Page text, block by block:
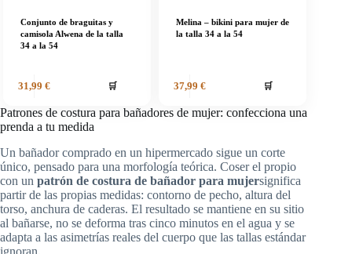
Conjunto de braguitas y
camisola Alwena de la talla
34 a la 54
31,99 € 🛒
Melina – bikini para mujer de
la talla 34 a la 54
37,99 €
🛒
Patrones de costura para bañadores de mujer: confecciona una
prenda a tu medida
Un bañador comprado en un hipermercado sigue un corte
único, pensado para una morfología teórica. Coser el propio
con un patrón de costura de bañador para mujersignifica
partir de las propias medidas: contorno de pecho, altura del
torso, anchura de caderas. El resultado se mantiene en su sitio
al bañarse, no se deforma tras cinco minutos en el agua y se
adapta a las asimetrías reales del cuerpo que las tallas estándar
ignoran.